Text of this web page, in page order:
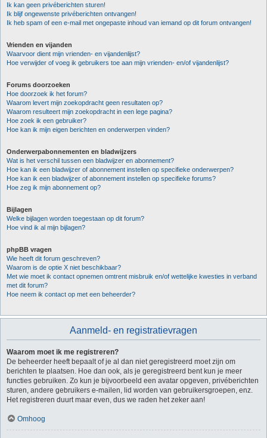
Ik kan geen privéberichten sturen!
Ik blijf ongewenste privéberichten ontvangen!
Ik heb spam of een e-mail met ongepaste inhoud van iemand op dit forum ontvangen!
Vrienden en vijanden
Waarvoor dient mijn vrienden- en vijandenlijst?
Hoe verwijder of voeg ik gebruikers toe aan mijn vrienden- en/of vijandenlijst?
Forums doorzoeken
Hoe doorzoek ik het forum?
Waarom levert mijn zoekopdracht geen resultaten op?
Waarom resulteert mijn zoekopdracht in een lege pagina?
Hoe zoek ik een gebruiker?
Hoe kan ik mijn eigen berichten en onderwerpen vinden?
Onderwerpabonnementen en bladwijzers
Wat is het verschil tussen een bladwijzer en abonnement?
Hoe kan ik een bladwijzer of abonnement instellen op specifieke onderwerpen?
Hoe kan ik een bladwijzer of abonnement instellen op specifieke forums?
Hoe zeg ik mijn abonnement op?
Bijlagen
Welke bijlagen worden toegestaan op dit forum?
Hoe vind ik al mijn bijlagen?
phpBB vragen
Wie heeft dit forum geschreven?
Waarom is de optie X niet beschikbaar?
Met wie moet ik contact opnemen omtrent misbruik en/of wettelijke kwesties in verband
met dit forum?
Hoe neem ik contact op met een beheerder?
Aanmeld- en registratievragen
Waarom moet ik me registreren?
De beheerder heeft bepaalt of je al dan niet geregistreerd moet zijn om
berichten te plaatsen. Hoe dan ook, als je geregistreerd bent kun je meer
functies gebruiken. Zo kun je bijvoorbeeld een avatar opgeven, privéberichten
sturen, andere gebruikers e-mailen, lid worden van gebruikersgroepen, enz.
Het registreren duurt maar even, dus we raden het zeker aan!
Omhoog